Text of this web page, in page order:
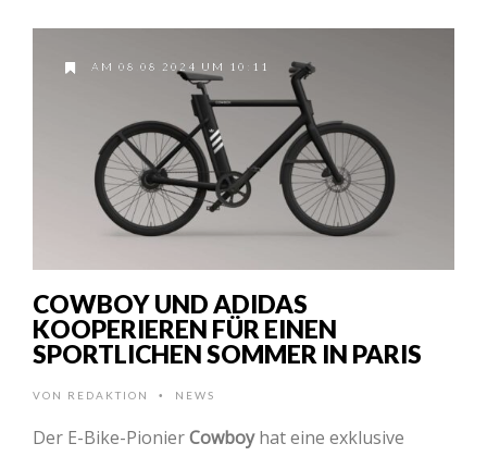
AM 08.08.2024 UM 10:11
COWBOY UND ADIDAS
KOOPERIEREN FÜR EINEN
SPORTLICHEN SOMMER IN PARIS
VON REDAKTION • NEWS
Der E-Bike-PionierCowboyhat eine exklusive